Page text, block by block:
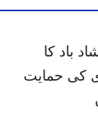
شاد باد کا
کی حمایت